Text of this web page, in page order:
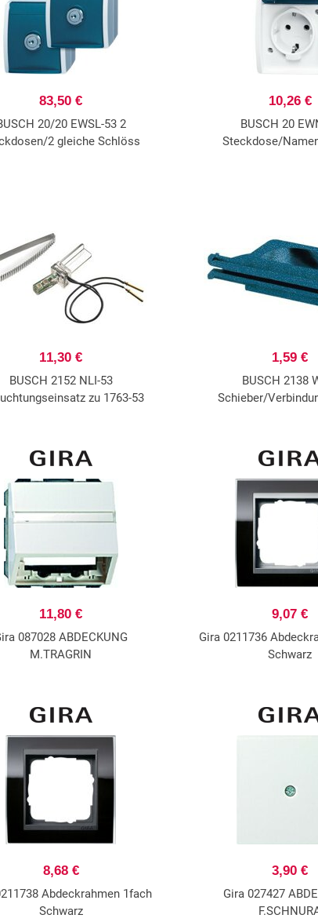
83,50 €
20/20 EWSL-53 2
2 gleiche Schlöss
10,26 €
BUSCH 20
Steckdose/
11,30 €
BUSCH 2152 NLI-53
zu 1763-53
1,59 €
BUSCH 2138
Schieber/
11,80 €
087028 ABDECKUNG
M.TRAGRIN
9,07 €
Gira 0211736
Schwarz
8,68 €
Abdeckrahmen 1fach
Schwarz
3,90 €
Gira 027427